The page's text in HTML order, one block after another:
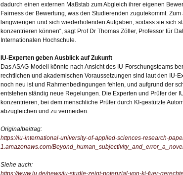
dadurch einen externen Maßstab zum Abgleich ihrer eigenen
Fairness der Bewertung, was den Studierenden zugutekommt.
langwierigen und sich wiederholenden Aufgaben, sodass sie sich
konzentrieren können“, sagt Prof Dr Thomas Zöller, Professor für
Internationalen Hochschule.
IU-Experten geben Ausblick auf Zukunft
Das ASAG-Modell könnte nach Ansicht des IU-Forschungsteams
rechtlichen und akademischen Voraussetzungen sind laut den IU-
noch neu ist und Rahmenbedingungen fehlen, und aufgrund der
entstehen ständig neue Regelungen. Die Experten und Prüfer der
konzentrieren, bei dem menschliche Prüfer durch KI-gestützte
abzugleichen und zu vermeiden.
Originalbeitrag:
https://iu-international-university-of-applied-sciences-research-
1.amazonaws.com/
Siehe auch: